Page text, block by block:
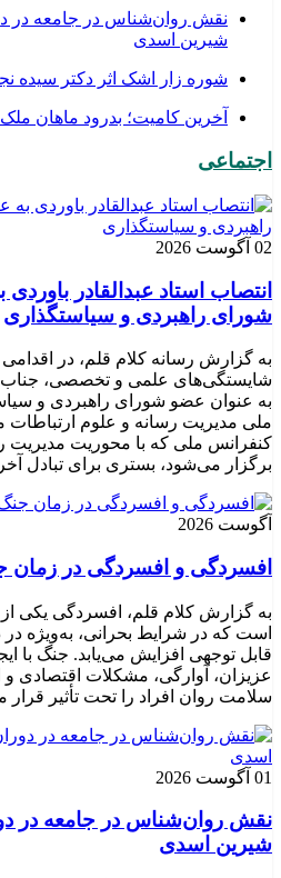
نقش روان‌شناس در جامعه در
شیرین اسدی
شوره زار اشک اثر دکتر سیده
​آخرین کامیت؛ بدرود ماهان ملک
اجتماعی
02 آگوست 2026
انتصاب استاد عبدالقادر
شورای راهبردی و سیاستگذاری
به گزارش رسانه کلام قلم، در
شایستگی‌های علمی و تخصصی، جناب
به عنوان عضو شورای راهبردی و
ملی مدیریت رسانه و علوم ارتباطات
کنفرانس ملی که با محوریت مدیریت
برگزار می‌شود، بستری برای تبادل
آگوست 2026
افسردگی و افسردگی در زمان
به گزارش کلام قلم، افسردگی یکی از
است که در شرایط بحرانی، به‌ویژه
قابل توجهی افزایش می‌یابد. جنگ با
عزیزان، آوارگی، مشکلات اقتصادی و
سلامت روان افراد را تحت تأثیر
01 آگوست 2026
نقش روان‌شناس در جامعه در
شیرین اسدی